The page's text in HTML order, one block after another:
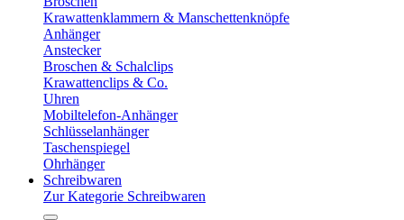
Krawattenklammern & Manschettenknöpfe
Anhänger
Anstecker
Broschen & Schalclips
Krawattenclips & Co.
Uhren
Mobiltelefon-Anhänger
Schlüsselanhänger
Taschenspiegel
Ohrhänger
Schreibwaren
Zur Kategorie Schreibwaren